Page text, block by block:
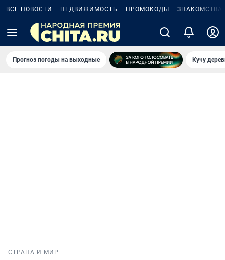
ВСЕ НОВОСТИ НЕДВИЖИМОСТЬ ПРОМОКОДЫ ЗНАКОМСТВА
Прогноз погоды на выходные Кучу
СТРАНА И МИР